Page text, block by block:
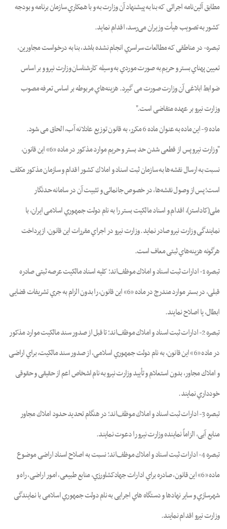
ﻣﻄﺎﺑﻖ آﺋﯿﻦﻧﺎﻣﻪ اﺟﺮاﺋﯽ ﮐﻪ ﺑﻨﺎ ﺑﻪ ﭘﯿﺸﻨﻬﺎد آن وزارت به و ﺑﺎ ﻫﻤﮑﺎري ﺳﺎزﻣﺎن ﺑﺮﻧﺎﻣﻪ و ﺑﻮدﺟﻪ
ﮐﺸﻮر ﺑﻪ ﺗﺼﻮﯾﺐ ﻫﯿﺄت وزﯾﺮان ﻣﯽرﺳﺪ، اﻗﺪام ﻧﻤﺎﯾﺪ.
ﺗﺒﺼﺮه- در ﻣﻨﺎﻃﻘﯽ ﮐﻪ ﻣﻄﺎﻟﻌﺎت ﺳﺮاﺳﺮي اﻧﺠﺎم ﻧﺸﺪه ﺑﺎﺷﺪ، ﺑﻨﺎ ﺑﻪ درﺧﻮاﺳﺖ ﻣﺠﺎورﯾﻦ،
ﺗﻌﯿﯿﻦ ﭘﻬﻨﺎي ﺑﺴﺘﺮ و ﺣﺮﯾﻢ ﺑﻪ ﺻﻮرت ﻣﻮردي ﺑﻪ وﺳﯿﻠﻪ ﮐﺎرﺷﻨﺎﺳﺎن وزارت ﻧﯿﺮو و ﺑﺮ اﺳﺎس
ﺿﻮاﺑﻂ اﺑﻼﻏﯽ آن وزارت ﺻﻮرت می گیرد. ﻫﺰﯾﻨﻪﻫﺎي ﻣﺮﺑﻮﻃﻪ ﺑﺮ اﺳﺎس ﺗﻌﺮﻓﻪ ﻣﺼﻮب
وزارت ﻧﯿﺮو ﺑﺮ ﻋﻬﺪه ﻣﺘﻘﺎﺿﯽ اﺳﺖ."
ﻣﺎده 9- اﯾﻦ ﻣﺎده ﺑﻪ ﻋﻨﻮان ﻣﺎده 6 ﻣﮑﺮر، ﺑﻪ ﻗﺎﻧﻮن ﺗﻮزﯾﻊ ﻋﺎدﻻﻧﻪ آب، اﻟﺤﺎق ﻣﯽ ﺷﻮد.
"وزارت ﻧﯿﺮو ﭘﺲ از ﻗﻄﻌﯽ ﺷﺪن ﺣﺪ ﺑﺴﺘﺮ و ﺣﺮﯾﻢ ﻣﻮارد ﻣﺬﮐﻮر در ﻣﺎده «6» اﯾﻦ ﻗﺎﻧﻮن،
ﻧﺴﺒﺖ ﺑﻪ ارﺳﺎل ﻧﻘﺸﻪﻫﺎ ﺑﻪ ﺳﺎزﻣﺎن ﺛﺒﺖ اﺳﻨﺎد و اﻣﻼك ﮐﺸﻮر اﻗﺪام و ﺳﺎزﻣﺎن ﻣﺬﮐﻮر ﻣﮑﻠﻒ
اﺳﺖ؛ ﭘﺲ از وﺻﻮل ﻧﻘﺸﻪﻫﺎ، در ﺧﺼﻮص ﺟﺎﻧﻤﺎﺋﯽ و ﺗﺜﺒﯿﺖ آن در ﺳﺎﻣﺎﻧﻪ ﺣﺪﻧﮕﺎر
ﻣﻠﯽ(ﮐﺎداﺳﺘر)، اﻗﺪام و اﺳﻨﺎد ﻣﺎﻟﮑﯿﺖ ﺑﺴﺘﺮ را ﺑﻪ ﻧﺎم دوﻟﺖ ﺟﻤﻬﻮري اﺳﻼﻣﯽ اﯾﺮان، ﺑﺎ
ﻧﻤﺎﯾﻨﺪﮔﯽ وزارت ﻧﯿﺮو ﺻﺎدر ﻧﻤﺎﯾﺪ. وزارت ﻧﯿﺮو در اﺟﺮاي ﻣﻘﺮرات اﯾﻦ ﻗﺎﻧﻮن، ازﭘﺮداﺧﺖ
ﻫﺮﮔﻮﻧﻪ ﻫﺰﯾﻨﻪﻫﺎي ﺛﺒﺘﯽ ﻣﻌﺎف اﺳﺖ.
ﺗﺒﺼﺮه 1- ادارات ﺛﺒﺖ اﺳﻨﺎد و اﻣﻼك ﻣﻮﻇﻒاﻧﺪ؛ ﮐﻠﯿﻪ اﺳﻨﺎد ﻣﺎﻟﮑﯿﺖ ﻋﺮﺻﻪ ﺛﺒﺘﯽ ﺻﺎدره
ﻗﺒﻠﯽ، در ﺑﺴﺘﺮ ﻣﻮارد مندرج در ﻣﺎده «6» اﯾﻦ ﻗﺎﻧﻮن، را ﺑﺪون اﻟﺰام ﺑﻪ ﺟﺮي ﺗﺸﺮﯾﻔﺎت ﻗﻀﺎﯾﯽ
اﺑﻄﺎل، ﯾﺎ اﺻﻼح ﻧﻤﺎﯾﻨﺪ.
ﺗﺒﺼﺮه 2- ادارات ﺛﺒﺖ اﺳﻨﺎد و اﻣﻼك ﻣﻮﻇﻒاﻧﺪ؛ ﺗﺎ ﻗﺒﻞ از ﺻﺪور ﺳﻨﺪ ﻣﺎﻟﮑﯿﺖ ﻣﻮارد ﻣﺬﮐﻮر
در ﻣﺎده «6» اﯾن ﻗﺎﻧﻮن، ﺑﻪ ﻧﺎم دوﻟﺖ ﺟﻤﻬﻮري اﺳﻼﻣﯽ، از ﺻﺪور ﺳﻨﺪ ﻣﺎﻟﮑﯿﺖ، ﺑﺮاي اراﺿﯽ
و اﻣﻼك ﻣﺠﺎور، ﺑﺪون اﺳﺘﻌﻼم و ﺗﺄﯾﯿﺪ وزارت ﻧﯿﺮو ﺑﻪ ﻧﺎم اﺷﺨﺎص اﻋﻢ از ﺣﻘﯿﻘﯽ و ﺣﻘﻮﻗﯽ
ﺧﻮدداري ﻧﻤﺎﯾﻨﺪ.
ﺗﺒﺼﺮه 3- ادارات ﺛﺒﺖ اﺳﻨﺎد و اﻣﻼك ﻣﻮﻇﻒاﻧﺪ؛ در ﻫﻨﮕﺎم ﺗﺤﺪﯾﺪ ﺣﺪود اﻣﻼك ﻣﺠﺎور
ﻣﻨﺎﺑﻊ آﺑﯽ، اﻟﺰاﻣﺎً ﻧﻤﺎﯾﻨﺪه وزارت ﻧﯿﺮو را دﻋﻮت ﻧﻤﺎﯾﻨﺪ.
ﺗﺒﺼﺮه 4- ادارات ﺛﺒﺖ اﺳﻨﺎد و اﻣﻼك ﻣﻮﻇﻒاﻧﺪ؛ ﻧﺴﺒﺖ ﺑﻪ اﺻﻼح اﺳﻨﺎد اراﺿﯽ ﻣﻮﺿﻮع
ﻣﺎده «6» اﯾﻦ ﻗﺎنون، ﺻﺎدره ﺑﺮاي ادارات ﺟﻬﺎدﮐﺸﺎورزي، ﻣﻨﺎﺑﻊ ﻃﺒﯿﻌﯽ، اﻣﻮر اراﺿﯽ، راه و
ﺷﻬﺮﺳﺎزي و ﺳﺎﯾﺮ ﻧﻬﺎدﻫﺎ و دﺳﺘﮕﺎه ﻫﺎي اﺟﺮاﯾﯽ ﺑﻪ ﻧﺎم دوﻟﺖ ﺟﻤﻬﻮري اﺳﻼﻣﯽ ﺑﺎ ﻧﻤﺎﯾﻨﺪﮔﯽ
وزارت ﻧﯿﺮو اﻗﺪام ﻧﻤﺎﯾﻨﺪ.